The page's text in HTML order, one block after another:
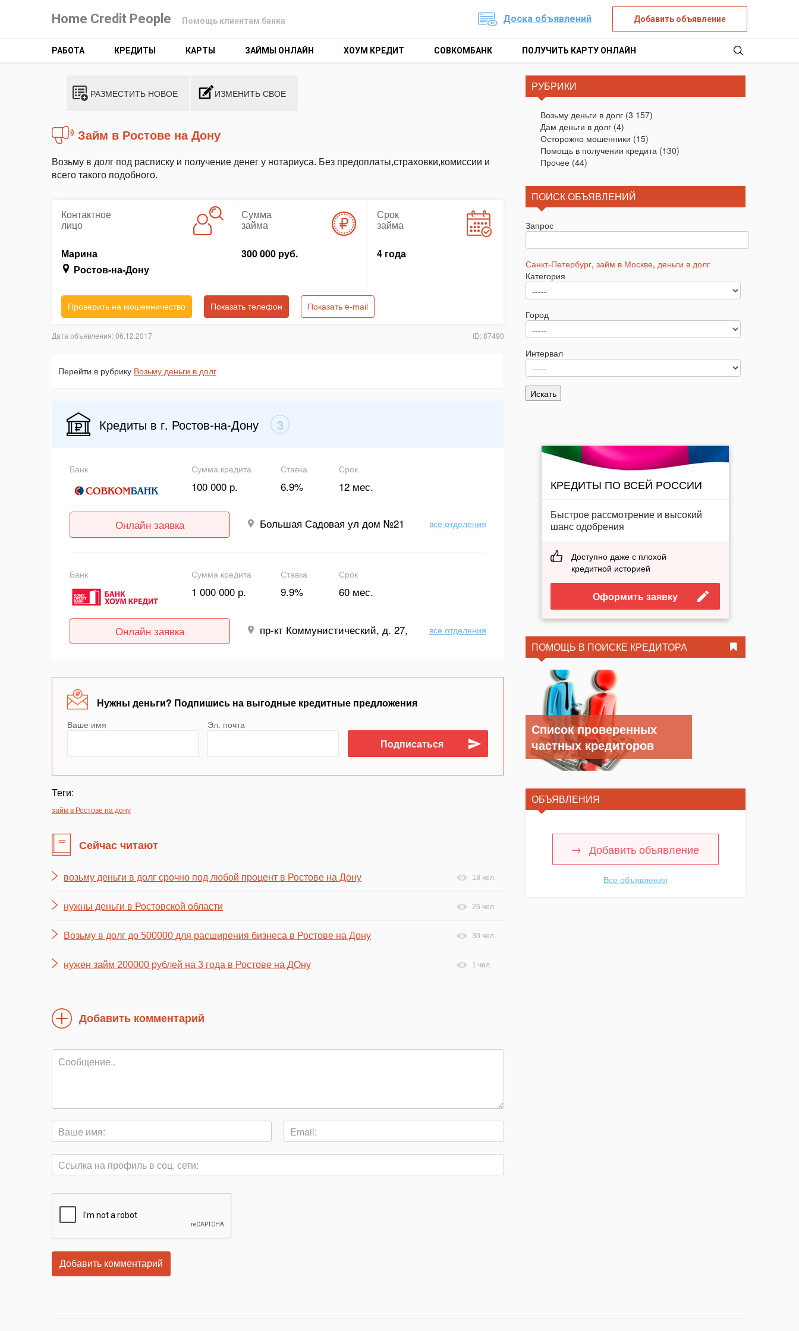
Home Credit People Помощь клиентам банка Доска объявлений Добавить объявление
РАБОТА КРЕДИТЫ КАРТЫ ЗАЙМЫ ОНЛАЙН ХОУМ КРЕДИТ СОВКОМБАНК ПОЛУЧИТЬ КАРТУ ОНЛАЙН
РАЗМЕСТИТЬ НОВОЕ ИЗМЕНИТЬ СВОЕ
Займ в Ростове на Дону
Возьму в долг под расписку и получение денег у нотариуса. Без предоплаты,страховки,комиссии и
всего такого подобного.
Контактное
лицо
Марина
Ростов-на-Дону
Сумма
займа
300 000 руб.
Срок
займа
4 года
Проверить на мошенничество Показать телефон Показать e-mail
Дата объявления: 06.12.2017 ID: 87490
Перейти в рубрику Возьму деньги в долг
Кредиты в г. Ростов-на-Дону 3
Банк Сумма кредита
100 000 р.
Ставка
6.9%
Срок
12 мес.
Онлайн заявка Большая Садовая ул дом №21 все отделения
Банк Сумма кредита
1 000 000 р.
Ставка
9.9%
Срок
60 мес.
Онлайн заявка пр-кт Коммунистический, д. 27, все отделения
Нужны деньги? Подпишись на выгодные кредитные предложения
Ваше имя Эл. почта
Теги:
займ в Ростове на дону
Сейчас читают
возьму деньги в долг срочно под любой процент в Ростове на Дону 18 чел.
нужны деньги в Ростовской области 26 чел.
Возьму в долг до 500000 для расширения бизнеса в Ростове на Дону 30 чел.
нужен займ 200000 рублей на 3 года в Ростове на ДОну 1 чел.
Добавить комментарий
РУБРИКИ
Возьму деньги в долг(3 157)
Дам деньги в долг(4)
Осторожно мошенники (15)
Помощь в получении кредита(130)
Прочее(44)
ПОИСК ОБЪЯВЛЕНИЙ
Запрос
Санкт-Петербург, займ в Москве, деньги в долг
Категория
Город
Интервал
КРЕДИТЫ ПО ВСЕЙ РОССИИ
Быстрое рассмотрение и высокий
шанс одобрения
Доступно даже с плохой
кредитной историей
Оформить заявку
ПОМОЩЬ В ПОИСКЕ КРЕДИТОРА
Список проверенных
частных кредиторов
ОБЪЯВЛЕНИЯ
Добавить объявление
Все объявления